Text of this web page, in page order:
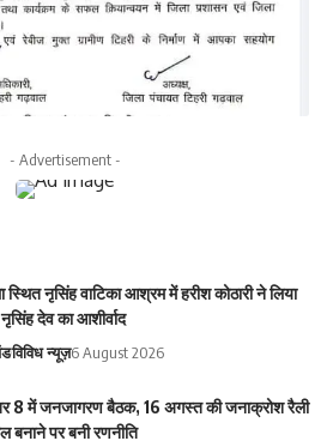
- Advertisement -
स्थित नृसिंह वाटिका आश्रम में हरीश कोठारी ने लिया
देव का आशीर्वाद
विविध न्यूज़6 August 2026
8 में जनजागरण बैठक, 16 अगस्त की जनाक्रोश रैली
बनाने पर बनी रणनीति